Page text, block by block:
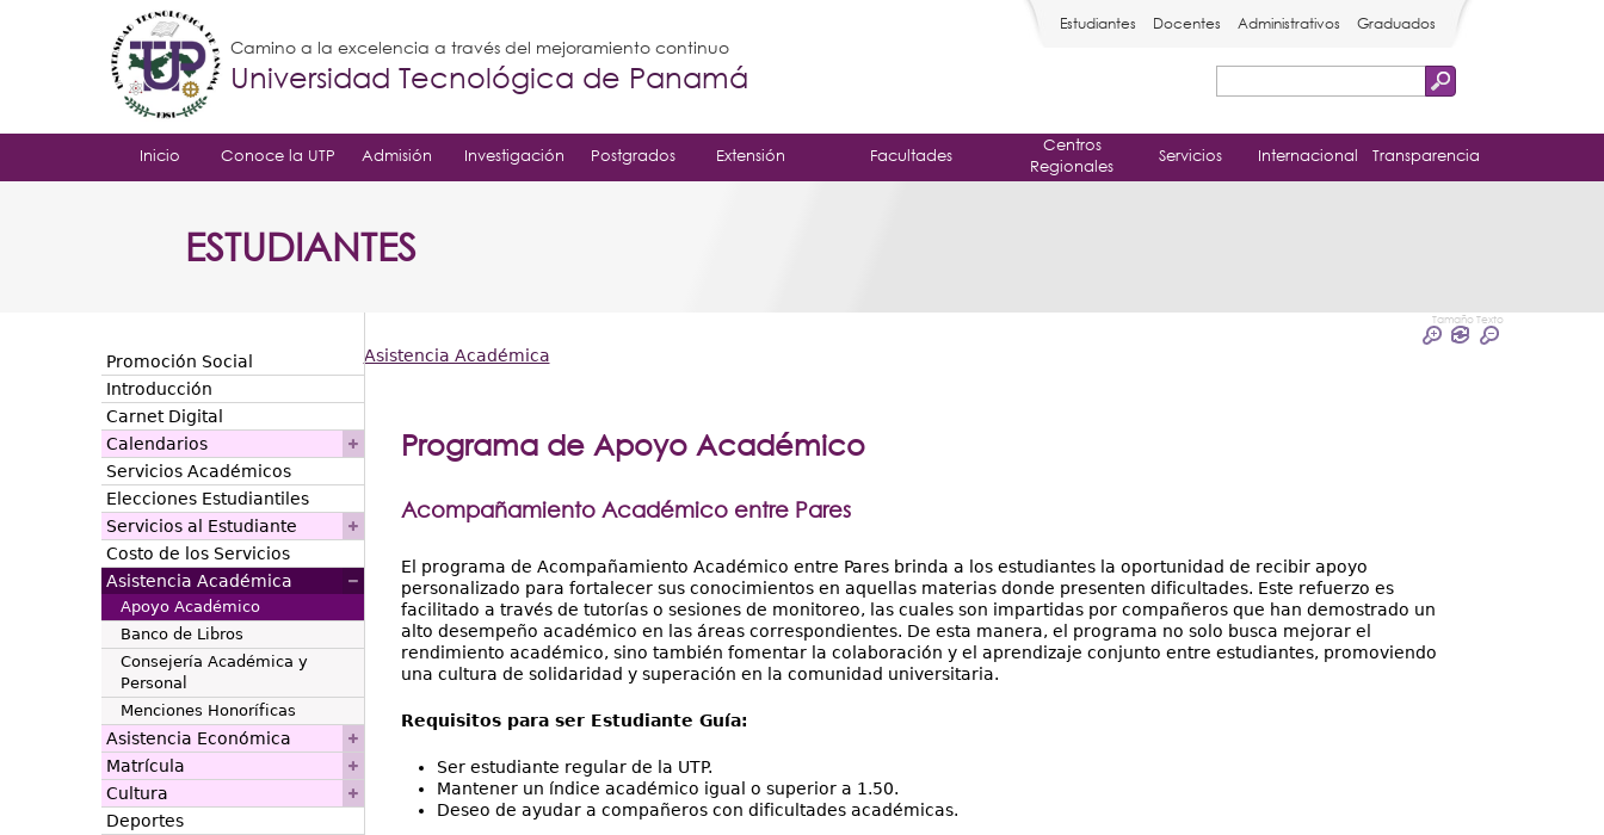
de
Estudiantes Docentes Administrativos Graduados
Camino a la excelencia a través del mejoramiento continuo
Universidad Tecnológica de Panamá
Inicio Conoce la UTP Admisión Investigación Postgrados Extensión Facultades
Centros
Regionales
Servicios Internacional Transparencia
ESTUDIANTES
Tamaño Texto
está
Asistencia Académica
Programa de Apoyo Académico
Acompañamiento Académico entre Pares
El programa de Acompañamiento Académico entre Pares brinda a los estudiantes la oportunidad de recibir apoyo
personalizado para fortalecer sus conocimientos en aquellas materias donde presenten dificultades. Este refuerzo es
facilitado a través de tutorías o sesiones de monitoreo, las cuales son impartidas por compañeros que han demostrado un
alto desempeño académico en las áreas correspondientes. De esta manera, el programa no solo busca mejorar el
rendimiento académico, sino también fomentar la colaboración y el aprendizaje conjunto entre estudiantes, promoviendo
una cultura de solidaridad y superación en la comunidad universitaria.
Requisitos para ser Estudiante Guía:
Ser estudiante regular de la UTP.
Mantener un índice académico igual o superior a 1.50.
Deseo de ayudar a compañeros con dificultades académicas.
Promoción Social
Introducción
Carnet Digital
Calendarios
Servicios Académicos
Elecciones Estudiantiles
Servicios al Estudiante
Costo de los Servicios
Asistencia Académica
Apoyo Académico
Banco de Libros
Consejería Académica y
Personal
Menciones Honoríficas
Asistencia Económica
Matrícula
Cultura
Deportes